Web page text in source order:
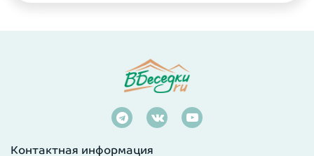
Контактная информация